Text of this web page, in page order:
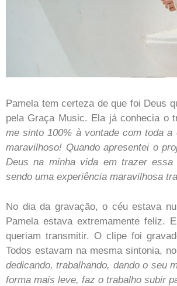
Pamela tem certeza de que foi Deus
pela Graça Music. Ela já conhecia o
me sinto 100% à vontade com toda
maravilhoso! Quando apresentei o
Deus na minha vida em trazer essa
sendo uma experiência maravilhosa
No dia da gravação, o céu estava
Pamela estava extremamente feliz.
queriam transmitir. O clipe foi
Todos estavam na mesma sintonia,
dedicando, trabalhando, dando o seu
forma mais leve, faz o trabalho subir